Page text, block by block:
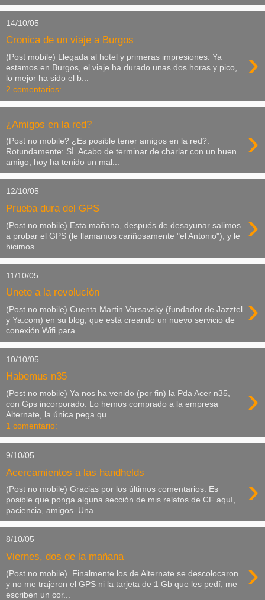
14/10/05
Cronica de un viaje a Burgos
›
(Post mobile) Llegada al hotel y primeras impresiones. Ya
estamos en Burgos, el viaje ha durado unas dos horas y pico,
lo mejor ha sido el b...
2 comentarios:
¿Amigos en la red? ›
(Post no mobile? ¿Es posible tener amigos en la red?.
Rotundamente: SÍ. Acabo de terminar de charlar con un buen
amigo, hoy ha tenido un mal...
12/10/05
Prueba dura del GPS ›
(Post no mobile) Esta mañana, después de desayunar salimos
a probar el GPS (le llamamos cariñosamente "el Antonio"), y le
hicimos ...
11/10/05
Unete a la revolución ›
(Post no mobile) Cuenta Martin Varsavsky (fundador de Jazztel
y Ya.com) en su blog, que está creando un nuevo servicio de
conexión Wifi para...
10/10/05
Habemus n35
›
(Post no mobile) Ya nos ha venido (por fin) la Pda Acer n35,
con Gps incorporado. Lo hemos comprado a la empresa
Alternate, la única pega qu...
1 comentario:
9/10/05
Acercamientos a las handhelds ›
(Post no mobile) Gracias por los últimos comentarios. Es
posible que ponga alguna sección de mis relatos de CF aquí,
paciencia, amigos. Una ...
8/10/05
Viernes, dos de la mañana ›
(Post no mobile). Finalmente los de Alternate se descolocaron
y no me trajeron el GPS ni la tarjeta de 1 Gb que les pedí, me
escriben un cor...